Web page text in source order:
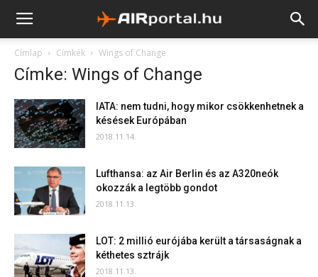
Címlap Címkék Wings of Change
Címke: Wings of Change
IATA: nem tudni, hogy mikor csökkenhetnek a
késések Európában
2018.11.14.
Lufthansa: az Air Berlin és az A320neók
okozzák a legtöbb gondot
2018.11.13.
LOT: 2 millió eurójába került a társaságnak a
kéthetes sztrájk
2018.11.13.